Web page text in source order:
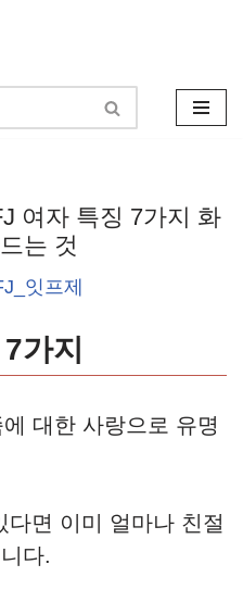
여자 특징 7가지 화
는 것
잇프제
가지
대한 사랑으로 유명
면 이미 얼마나 친절
다.